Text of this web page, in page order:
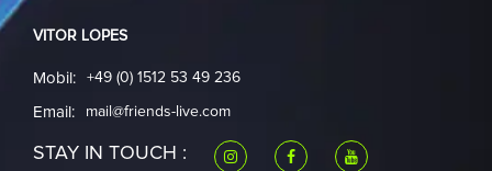
VITOR LOPES
Mobil: +49 (0) 1512 53 49 236
Email: mail@friends-live.com
STAY IN TOUCH :